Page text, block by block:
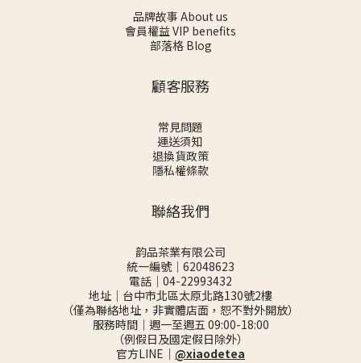
品牌故事 About us
會員權益 VIP benefits
部落格 Blog
顧客服務
常見問題
運送須知
退換貨政策
隱私權條款
聯絡我們
韵品茶業有限公司
統一編號｜62048623
電話｜04-22993432
地址｜台中市北區太原北路130號2樓
（僅為聯絡地址，非實體店面，恕不對外開放）
服務時間｜週一至週五 09:00-18:00
（例假日及國定假日除外）
官方LINE｜ @xiaodetea